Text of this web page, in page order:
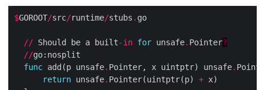
$GOROOT/src/runtime/stubs .
// Should be a built-in for unsafe. Pointer?
//
func add(p unsafe. Pointer, x uintptr) unsafe.
return unsafe. Pointer(uintptr(p) +